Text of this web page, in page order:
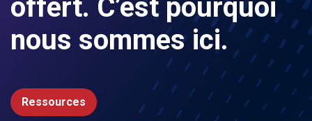
offert. C’est pourquoi
nous sommes ici.
Ressources